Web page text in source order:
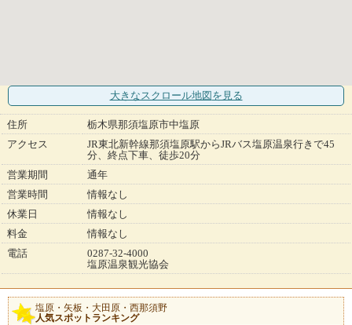
大きなスクロール地図 を見る
住所
栃木県那須塩原市中塩原
アクセス
JR東北新幹線那須塩原駅からJRバス塩原温泉行きで45
分、終点下車、徒歩20分
営業期間
通年
営業時間
情報なし
休業日
情報なし
料金
情報なし
電話
0287-32-4000
塩原温泉観光協会
塩原・矢板・大田原・西那須野
人気スポットランキング